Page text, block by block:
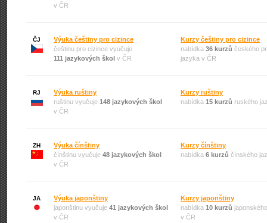
v ČR
ČJ
Výuka češtiny pro cizince
češtinu pro cizince vyučuje
111 jazykových škol v ČR
Kurzy češtiny pro cizince
nabídka 36 kurzů českého
jazyka v ČR
RJ
Výuka ruštiny
ruštinu vyučuje 148 jazykových škol
v ČR
Kurzy ruštiny
nabídka 15 kurzů ruského
ZH
Výuka čínštiny
čínštinu vyučuje 48 jazykových škol
v ČR
Kurzy čínštiny
nabídka 6 kurzů čínského
JA
Výuka japonštiny
japonštinu vyučuje 41 jazykových škol
v ČR
Kurzy japonštiny
nabídka 10 kurzů
v ČR